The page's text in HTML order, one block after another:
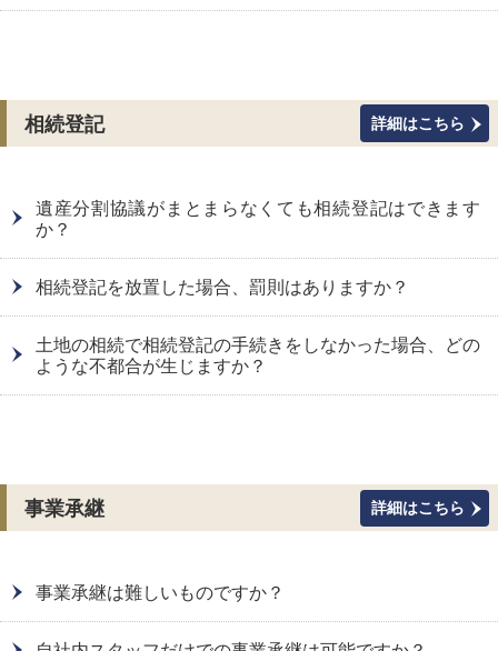
相続登記 詳細はこちら
遺産分割協議がまとまらなくても相続登記はできます
か？
相続登記を放置した場合、罰則はありますか？
土地の相続で相続登記の手続きをしなかった場合、どの
ような不都合が生じますか？
事業承継 詳細はこちら
事業承継は難しいものですか？